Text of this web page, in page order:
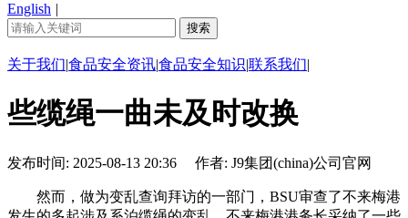
English |
关于我们|食品安全资讯|食品安全知识|联系我们|
些缆绳一曲未及时改换
发布时间: 2025-08-13 20:36 作者: J9集团(china)公司官网
然而，做为变乱查询拜访的一部门，BSU审查了不来梅港